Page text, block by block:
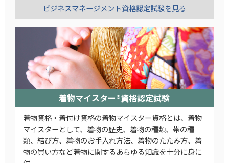
ビジネスマネージメント資格認定試験を見る
着物マイスター®資格認定試験
着物資格・着付け資格の着物マイスター資格とは、着物
マイスターとして、着物の歴史、着物の種類、帯の種
類、結び方、着物のお手入れ方法、着物のたたみ方、着
物の買い方など着物に関するあらゆる知識を十分に身に